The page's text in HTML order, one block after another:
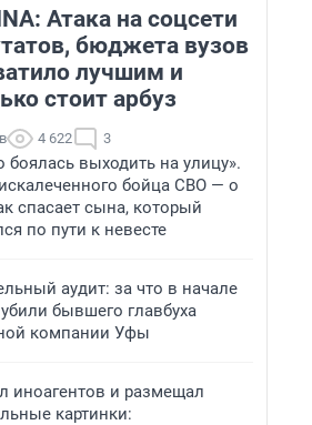
Атака на соцсети
бюджета вузов
лучшим и
стоит арбуз
4 622 3
боялась выходить на улицу».
бойца СВО — о
спасает сына, который
по пути к невесте
аудит: за что в начале
убили бывшего главбуха
компании Уфы
иноагентов и размещал
картинки: